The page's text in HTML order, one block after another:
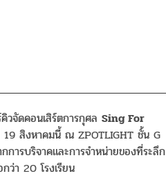
วจัดคอนเสิร์ตการกุศล Sing For
สิงหาคมนี้ ณ ZPOTLIGHT ชั้น G
การบริจาคและการจำหน่ายของที่ระลึก
ว่า 20 โรงเรียน